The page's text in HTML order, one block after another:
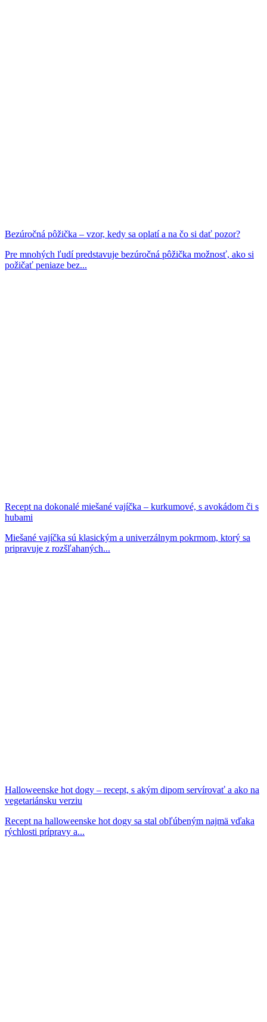
Bezúročná pôžička – vzor, kedy sa oplatí a na čo si dať pozor?
Pre mnohých ľudí predstavuje bezúročná pôžička možnosť, ako si
požičať peniaze bez...
Recept na dokonalé miešané vajíčka – kurkumové, s avokádom či s
hubami
Miešané vajíčka sú klasickým a univerzálnym pokrmom, ktorý sa
pripravuje z rozšľahaných...
Halloweenske hot dogy – recept, s akým dipom servírovať a ako na
vegetariánsku verziu
Recept na halloweenske hot dogy sa stal obľúbeným najmä vďaka
rýchlosti prípravy a...